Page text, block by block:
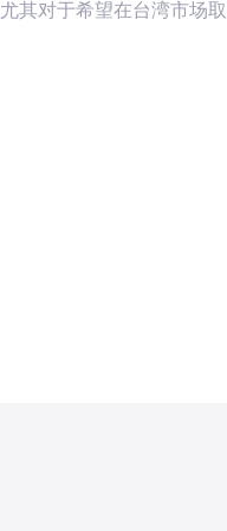
尤其对于希望在台湾市场